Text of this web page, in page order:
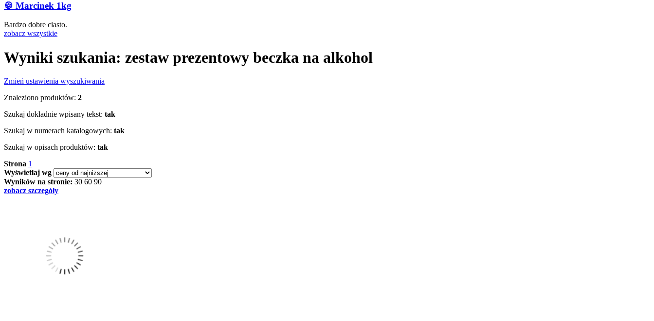
🍪 Marcinek 1kg
Bardzo dobre ciasto.
zobacz wszystkie
Wyniki szukania: zestaw prezentowy beczka na alkohol
Zmień ustawienia wyszukiwania
Znaleziono produktów: 2
Szukaj dokładnie wpisany tekst: tak
Szukaj w numerach katalogowych: tak
Szukaj w opisach produktów: tak
Strona 1
Wyświetlaj wg
Wyników na stronie: 30 60 90
zobacz szczegóły